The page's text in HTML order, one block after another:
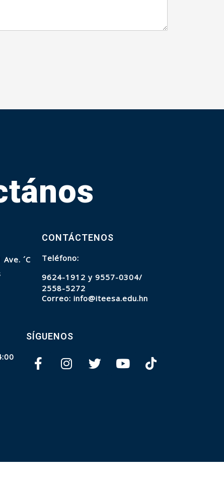
Ave. ´C
CONTÁCTENOS
Teléfono:
9624-1912 y 9557-0304/
2558-5272
Correo: info@iteesa.edu.hn
SÍGUENOS